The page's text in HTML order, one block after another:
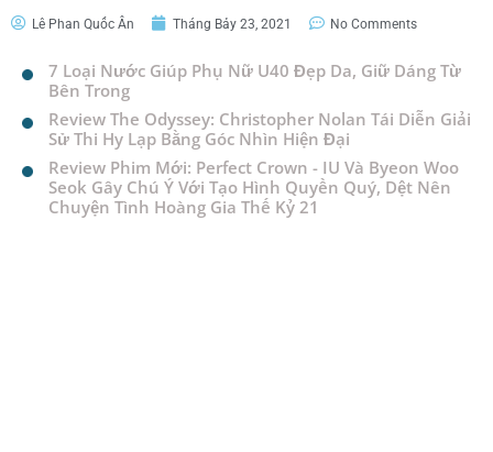
Lê Phan Quốc Ân Tháng Bảy 23, 2021 No Comments
7 Loại Nước Giúp Phụ Nữ U40 Đẹp Da, Giữ Dáng Từ
Bên Trong
Review The Odyssey: Christopher Nolan Tái Diễn Giải
Sử Thi Hy Lạp Bằng Góc Nhìn Hiện Đại
Review Phim Mới: Perfect Crown - IU Và Byeon Woo
Seok Gây Chú Ý Với Tạo Hình Quyền Quý, Dệt Nên
Chuyện Tình Hoàng Gia Thế Kỷ 21